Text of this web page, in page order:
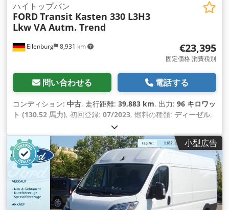
Eilenburg 8,931 km
ハイトップバン
FORDTransit Kasten 330 L3H3
Lkw VA Autm. Trend
€23,395
固定価格 消費税別
問い合わせる 電話する
コンディション: 中古, 走行距離: 39,883 km, 出力: 96 キロワッ
ト (130.52 馬力), 初回登録: 07/2023, 燃料の種類: ディーゼル,
3,300 kg（キログラム）
ック, 排出クラス:ユーロ6, 座席数:3, 装備:ABS（アンチロッ
ク・ブレーキ・システム）, すすフィルター, エアコン, セント
ラルロック, 電子安定制御プログラム (ESP),
小型広告